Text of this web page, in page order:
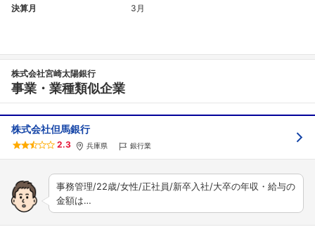
決算月 3月
株式会社宮崎太陽銀行
事業・業種類似企業
株式会社但馬銀行
2.3 兵庫県 銀行業
事務管理/22歳/女性/正社員/新卒入社/大卒の年収・給与の
金額は…